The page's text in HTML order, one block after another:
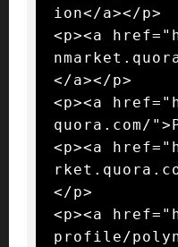
ion</a></p>
<p><a
</a></p>
<p><a
quora.com/
<p><a
</p>
<p><a
profile/